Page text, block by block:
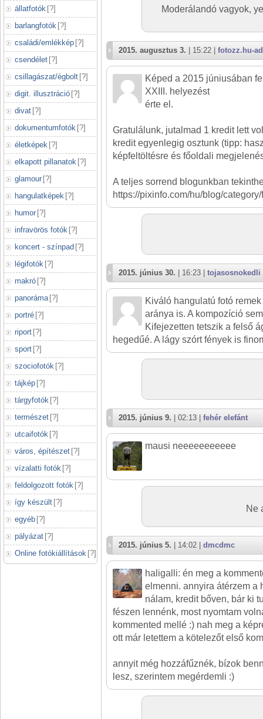
állatfotók [?]
barlangfotók [?]
családi/emlékkép [?]
csendélet [?]
csillagászat/égbolt [?]
digit. illusztráció [?]
divat [?]
dokumentumfotók [?]
életképek [?]
elkapott pillanatok [?]
glamour [?]
hangulatképek [?]
humor [?]
infravörös fotók [?]
koncert - színpad [?]
légifotók [?]
makró [?]
panoráma [?]
portré [?]
riport [?]
sport [?]
szociofotók [?]
tájkép [?]
tárgyfotók [?]
természet [?]
utcaifotók [?]
város, építészet [?]
vízalatti fotók [?]
feldolgozott fotók [?]
így készült [?]
egyéb [?]
pályázat [?]
Online fotókiállítások [?]
Moderálandó vagyok,
2015. augusztus 3. | 15:22 | fotozz.hu-
Képed a 2015 júniusában
XXIII. helyezést
érte el.
Gratulálunk, jutalmad 1 kredit lett
kredit egyenlegig osztunk (tipp:
képfeltöltésre és főoldali
A teljes sorrend blogunkban
https://pixinfo.com/hu/blog/
2015. június 30. | 16:23 | tojasosnokedli
Kiváló hangulatú fotó
aránya is. A kompozíció
Kifejezetten tetszik a felső
hegedűé. A lágy szórt fények is
2015. június 9. | 02:13 | fehér elefánt
mausi neeeeeeeeeee
Ne
2015. június 5. | 14:02 | dmcdmc
haligalli: én meg a
elmenni. annyira átérzem a
nálam, kredit bőven, bár ki
fészen lennénk, most nyomtam
kommented mellé :) nah meg a
ott már letettem a kötelezőt első
annyit még hozzáfűznék, bízok
lesz, szerintem megérdemli :)